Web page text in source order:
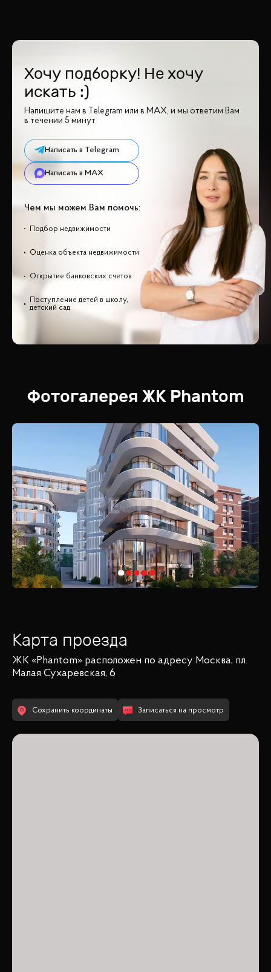
Хочу подборку! Не хочу
искать :)
Напишите нам в Telegram или в MAX, и мы ответим Вам
в течении 5 минут
Написать в Telegram
Написать в MAX
Чем мы можем Вам помочь:
Подбор недвижимости
Оценка объекта недвижимости
Открытие банковских счетов
Поступление детей в школу,
детский сад
Фотогалерея ЖК Phantom
Карта проезда
ЖК «Phantom» расположен по адресу Москва, пл.
Малая Сухаревская, 6
Сохранить координаты Записаться на просмотр